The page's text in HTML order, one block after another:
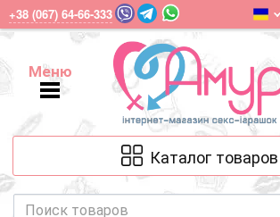
+38 (067) 64-66-333
Меню
Меню
Каталог товаров